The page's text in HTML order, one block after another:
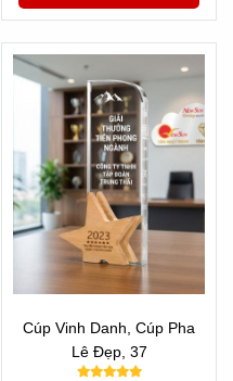
Cúp Vinh Danh, Cúp Pha
Lê Đẹp, 37